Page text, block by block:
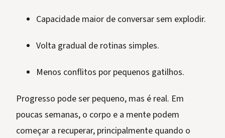
Capacidade maior de conversar sem explodir.
Volta gradual de rotinas simples.
Menos conflitos por pequenos gatilhos.
Progresso pode ser pequeno, mas é real. Em
poucas semanas, o corpo e a mente podem
começar a recuperar, principalmente quando o